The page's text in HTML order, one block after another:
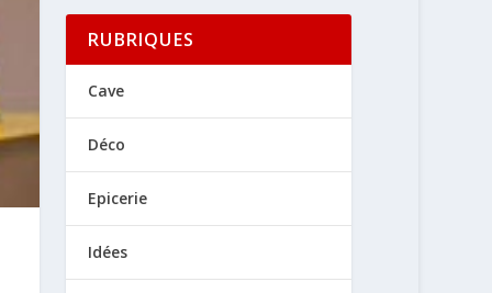
RUBRIQUES
Cave
Déco
Epicerie
Idées